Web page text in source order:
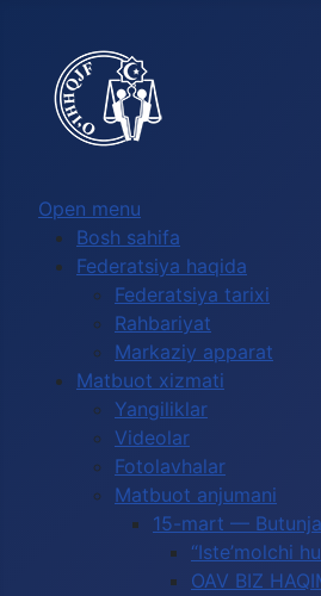
Open menu
Bosh sahifa
Federatsiya haqida
Federatsiya tarixi
Rahbariyat
Markaziy apparat
Matbuot xizmati
Yangiliklar
Videolar
Fotolavhalar
Matbuot anjumani
15-mart —
“Iste’molchi
OAV BIZ